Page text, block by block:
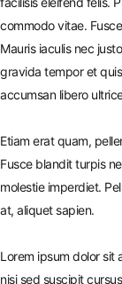
commodo vitae.
Mauris iaculis nec
gravida tempor et
accumsan libero
Etiam erat quam,
Fusce blandit turpis
molestie imperdiet.
at, aliquet sapien.
Lorem ipsum dolor sit
nisi sed suscipit